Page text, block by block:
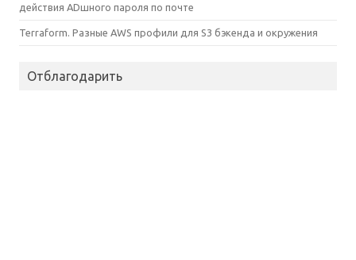
действия ADшного пароля по почте
Terraform. Разные AWS профили для S3 бэкенда и окружения
Отблагодарить